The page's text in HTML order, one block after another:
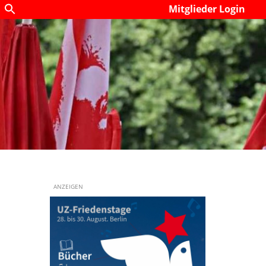
Mitglieder Login
ANZEIGEN